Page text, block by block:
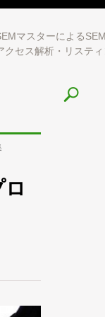
マスターによる
クセス解析・リステ